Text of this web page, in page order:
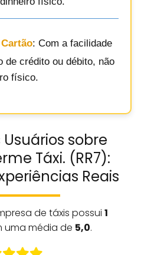
: Com a facilidade
de crédito ou débito, não
físico.
sobre
Táxi. (RR7):
Reais
de táxis possui 1
uma média de 5,0.